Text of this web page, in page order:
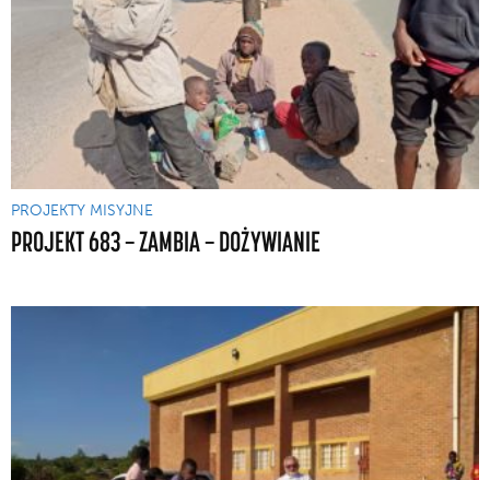
PROJEKTY MISYJNE
PROJEKT 683 — ZAMBIA — DOŻYWIANIE